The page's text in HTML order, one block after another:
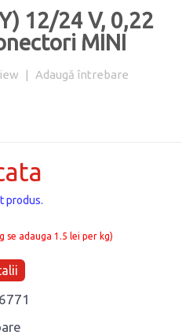
12/24 V, 0,22
MINI
| Adaugă întrebare
produs.
se adauga 1.5 lei per kg)